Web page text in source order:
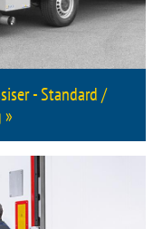
- Standard /
»